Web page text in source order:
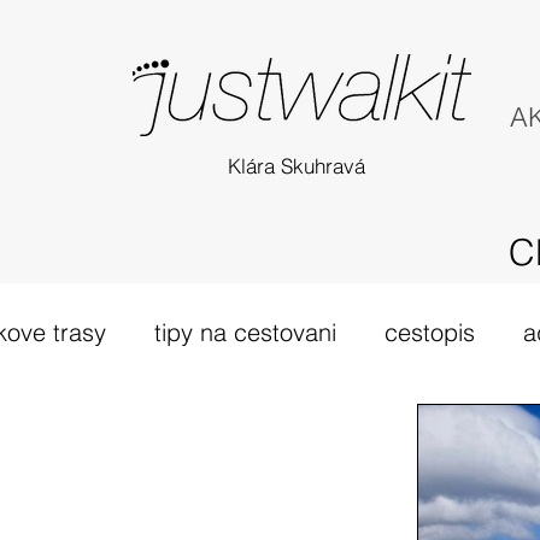
Klára Skuhravá
trasy tipy na cestovani cestopis
camino
dovolená